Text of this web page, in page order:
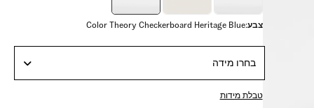
צבע:
Color Theory Checkerboard Heritage Blue
בחרו מידה
טבלת מידות